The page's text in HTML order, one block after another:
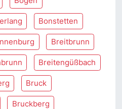
Bonstetten
Breitbrunn
Breitengüßbach
Bruck
Bruckberg